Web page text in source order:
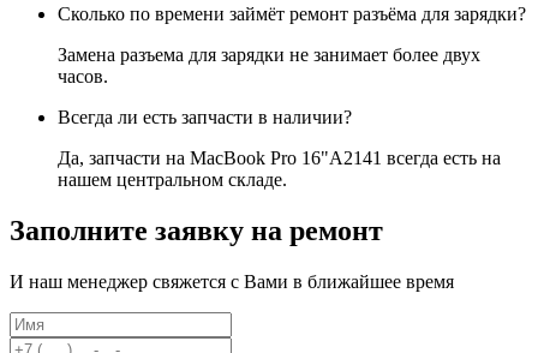
Сколько по времени займёт ремонт разъёма для зарядки?
Замена разъема для зарядки не занимает более двух
часов.
Всегда ли есть запчасти в наличии?
Да, запчасти на MacBook Pro 16"A2141 всегда есть на
нашем центральном складе.
Заполните заявку на ремонт
И наш менеджер свяжется с Вами в ближайшее время